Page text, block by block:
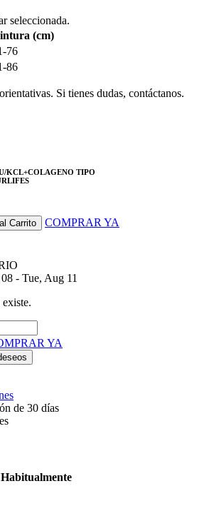
seleccionada.
(cm)
76
86
Si tienes dudas, contáctanos.
KCL+COLAGENO TIPO
Carrito COMPRAR YA
- Tue, Aug 11
YA
de 30 días